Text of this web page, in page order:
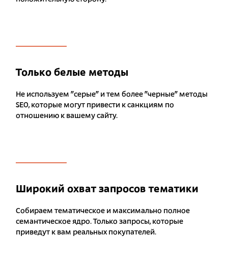
Только белые методы
Не используем "серые" и тем более "черные" методы
SEO, которые могут привести к санкциям по
отношению к вашему сайту.
Широкий охват запросов тематики
Собираем тематическое и максимально полное
семантическое ядро. Только запросы, которые
приведут к вам реальных покупателей.